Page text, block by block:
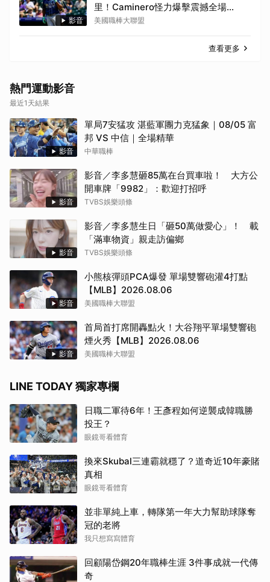
影音
里！Caminero怪力爆擊震撼全場
【MLB】2026.08.06
美國職棒大聯盟
查看更多
熱門運動影音
最近1天結果
影音
單局7安猛攻 湛藍軍團力克猛象｜08/05 富
邦 VS 中信｜全場精華
中華職棒
影音
影音／李多慧砸85萬在台買車啦！ 大方公
開車牌「9982」：歡迎打招呼
TVBS娛樂頭條
影音
影音／李多慧生日「砸50萬做愛心」！ 載
「滿車物資」親走訪偏鄉
TVBS娛樂頭條
影音
小熊核彈頭PCA爆發 單場雙響砲灌4打點
【MLB】2026.08.06
美國職棒大聯盟
影音
首局首打席開轟點火！大谷翔平單場雙響砲
煙火秀【MLB】2026.08.06
美國職棒大聯盟
LINE TODAY 獨家專欄
日職二軍待6年！王彥程如何逆襲成韓職勝
投王？
眼鏡哥看體育
換來Skubal三連霸就穩了？道奇近10年豪賭
真相
眼鏡哥看體育
並非單純上車，轉隊第一年大力幫助球隊奪
冠的老將
我只想寫寫體育
回顧陽岱鋼20年職棒生涯 3件事成就一代傳
奇